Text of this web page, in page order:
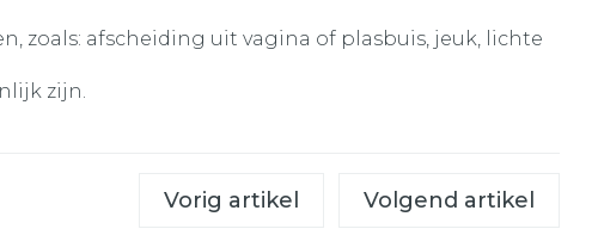
zoals: afscheiding uit vagina of plasbuis, jeuk, lichte
zijn.
Vorig artikel Volgend artikel